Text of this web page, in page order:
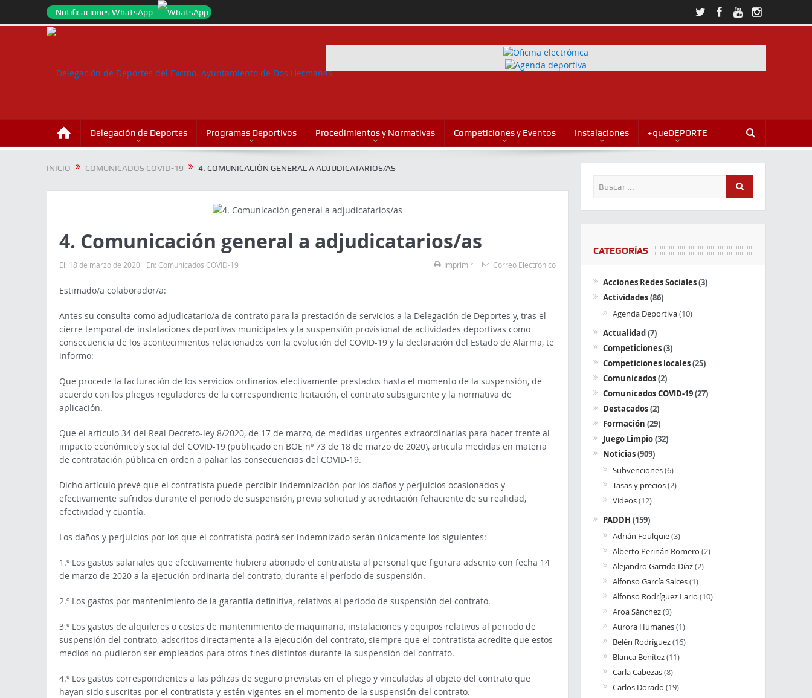
Notificaciones WhatsApp
Delegación de Deportes Programas Deportivos Procedimientos y Normativas Competiciones y Eventos Instalaciones +queDEPORTE
INICIO COMUNICADOS COVID-19 4. COMUNICACIÓN GENERAL A ADJUDICATARIOS/AS
4. Comunicación general a adjudicatarios/as
El: 18 de marzo de 2020 En: Comunicados COVID-19 Imprimir Correo Electrónico
Estimado/a colaborador/a:
Antes su consulta como adjudicatario/a de contrato para la prestación de servicios a la Delegación de Deportes y, tras el
cierre temporal de instalaciones deportivas municipales y la suspensión provisional de actividades deportivas como
consecuencia de los acontecimientos relacionados con la evolución del COVID-19 y la declaración del Estado de Alarma, te
informo:
Que procede la facturación de los servicios ordinarios efectivamente prestados hasta el momento de la suspensión, de
acuerdo con los pliegos reguladores de la correspondiente licitación, el contrato subsiguiente y la normativa de
aplicación.
Que el artículo 34 del Real Decreto-ley 8/2020, de 17 de marzo, de medidas urgentes extraordinarias para hacer frente al
impacto económico y social del COVID-19 (publicado en BOE nº 73 de 18 de marzo de 2020), articula medidas en materia
de contratación pública en orden a paliar las consecuencias del COVID-19.
Dicho artículo prevé que el contratista puede percibir indemnización por los daños y perjuicios ocasionados y
efectivamente sufridos durante el periodo de suspensión, previa solicitud y acreditación fehaciente de su realidad,
efectividad y cuantía.
Los daños y perjuicios por los que el contratista podrá ser indemnizado serán únicamente los siguientes:
1.º Los gastos salariales que efectivamente hubiera abonado el contratista al personal que figurara adscrito con fecha 14
de marzo de 2020 a la ejecución ordinaria del contrato, durante el período de suspensión.
2.º Los gastos por mantenimiento de la garantía definitiva, relativos al período de suspensión del contrato.
3.º Los gastos de alquileres o costes de mantenimiento de maquinaria, instalaciones y equipos relativos al periodo de
suspensión del contrato, adscritos directamente a la ejecución del contrato, siempre que el contratista acredite que estos
medios no pudieron ser empleados para otros fines distintos durante la suspensión del contrato.
4.º Los gastos correspondientes a las pólizas de seguro previstas en el pliego y vinculadas al objeto del contrato que
hayan sido suscritas por el contratista y estén vigentes en el momento de la suspensión del contrato.
CATEGORÍAS
Acciones Redes Sociales(3)
Actividades(86)
Agenda Deportiva(10)
Actualidad(7)
Competiciones(3)
Competiciones locales(25)
Comunicados(2)
Comunicados COVID-19(27)
Destacados(2)
Formación (29)
Juego Limpio(32)
Noticias(909)
Subvenciones(6)
Tasas y precios(2)
Videos(12)
PADDH (159)
Adrián Foulquie(3)
Alberto Periñán Romero (2)
Alejandro Garrido Díaz(2)
Alfonso García Salces(1)
Alfonso Rodríguez Lario (10)
Aroa Sánchez(9)
Aurora Humanes(1)
Belén Rodríguez(16)
Blanca Benítez(11)
Carla Cabezas(8)
Carlos Dorado (19)